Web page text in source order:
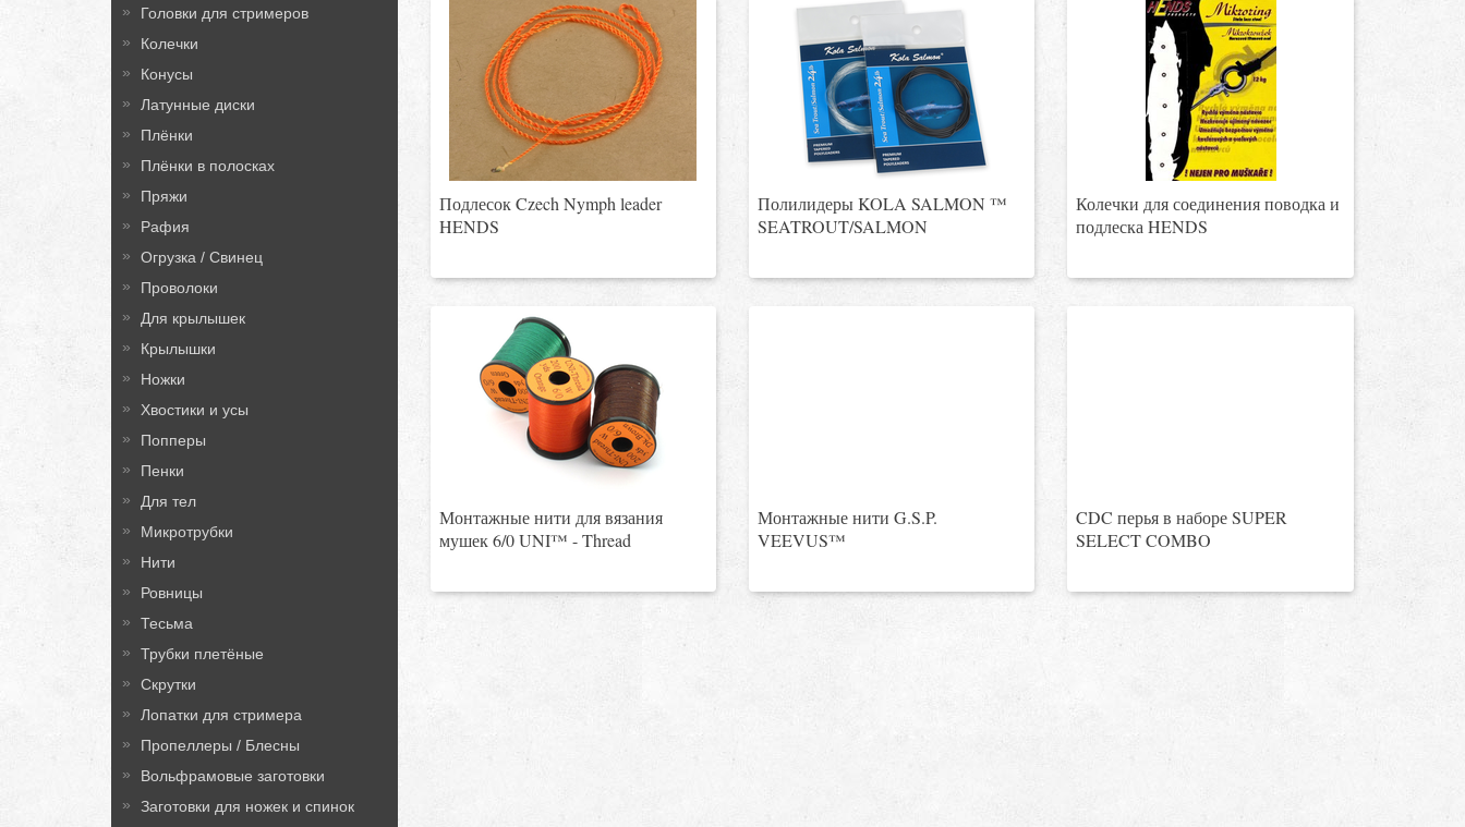
Головки для стримеров
Колечки
Конусы
Латунные диски
Плёнки
Плёнки в полосках
Пряжи
Рафия
Огрузка / Свинец
Проволоки
Для крылышек
Крылышки
Ножки
Хвостики и усы
Попперы
Пенки
Для тел
Микротрубки
Нити
Ровницы
Тесьма
Трубки плетёные
Скрутки
Лопатки для стримера
Пропеллеры / Блесны
Вольфрамовые заготовки
Заготовки для ножек и спинок
Подлесок Czech Nymph leader
HENDS
Полилидеры KOLA SALMON ™
SEATROUT/SALMON
Колечки для соединения поводка и
подлеска HENDS
Монтажные нити для вязания
мушек 6/0 UNI™ - Thread
Монтажные нити G.S.P.
VEEVUS™
CDC перья в наборе SUPER
SELECT COMBO